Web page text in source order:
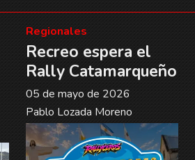
Recreo espera el
Rally Catamarqueño
Pablo Lozada Moreno
Regionales
05 de mayo de 2026